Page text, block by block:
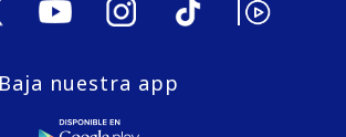
Baja nuestra app